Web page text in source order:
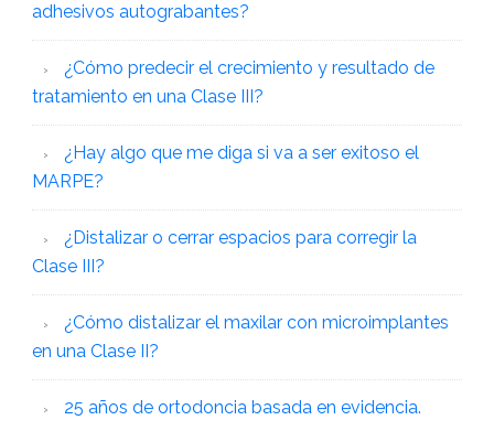
adhesivos autograbantes?
¿Cómo predecir el crecimiento y resultado de
tratamiento en una Clase III?
¿Hay algo que me diga si va a ser exitoso el
MARPE?
¿Distalizar o cerrar espacios para corregir la
Clase III?
¿Cómo distalizar el maxilar con microimplantes
en una Clase II?
25 años de ortodoncia basada en evidencia.